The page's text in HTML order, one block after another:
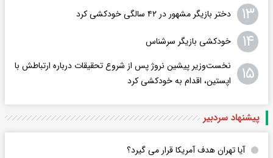
۱۳ دختر بازیگر مشهور در ۴۲ سالگی خودکشی کرد
۱۴ خودکشی بازیگر سرشناس
۱۵
نخست‌وزیر پیشین نروژ پس از شروع تحقیقات درباره ارتباطش با
اپستین، اقدام به خودکشی کرد
پیشنهاد سردبیر
آیا تهران هدف آمریکا قرار می گیرد؟